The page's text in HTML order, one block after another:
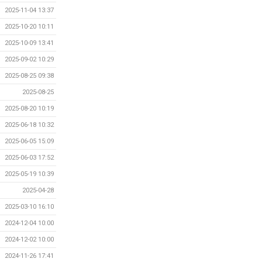
2025-11-04 13:37
2025-10-20 10:11
2025-10-09 13:41
2025-09-02 10:29
2025-08-25 09:38
2025-08-25
2025-08-20 10:19
2025-06-18 10:32
2025-06-05 15:09
2025-06-03 17:52
2025-05-19 10:39
2025-04-28
2025-03-10 16:10
2024-12-04 10:00
2024-12-02 10:00
2024-11-26 17:41